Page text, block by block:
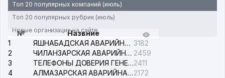
Топ 20 популярных компаний (июль)
Топ 20 популярных рубрик (июль)
Новые организации на сайте
№
Назвние
1
ЯШНАБАДСКАЯ АВАРИЙНАЯ СЛУЖБА ЭЛЕКТРОСЕТИ 3182
2
ЧИЛАНЗАРСКАЯ АВАРИЙНАЯ СЛУЖБА ЭЛЕКТРОСЕТИ 2459
3
ТЕЛЕФОНЫ ДОВЕРИЯ ГЕНЕРАЛЬНОЙ ПРОКУРАТУРЫ РЕСПУБЛИКИ УЗБЕКИСТАН2411
4
АЛМАЗАРСКАЯ АВАРИЙНАЯ СЛУЖБА ЭЛЕКТРОСЕТИ2172